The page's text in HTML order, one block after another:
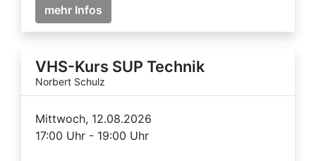
mehr Infos
VHS-Kurs SUP Technik
Norbert Schulz
Mittwoch, 12.08.2026
17:00 Uhr - 19:00 Uhr